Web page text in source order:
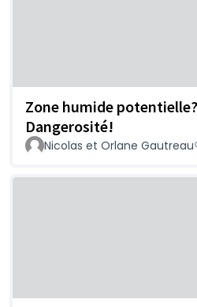
Zone humide
Dangerosité!
Nicolas et Orlane Gautreau